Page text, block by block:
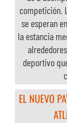
EL
competición.
se esperan
la estancia
deportivo
EL
EL NUEVO